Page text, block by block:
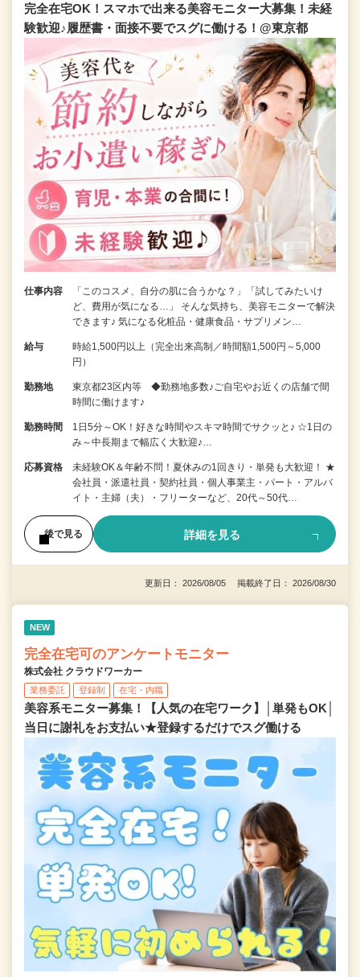
完全在宅OK！スマホで出来る美容モニター大募集！未経
験歓迎♪履歴書・面接不要でスグに働ける！@東京都
仕事内容
「このコスメ、自分の肌に合うかな？」「試してみたいけ
ど、費用が気になる…」 そんな気持ち、美容モニターで解決
できます♪ 気になる化粧品・健康食品・サプリメン…
給与
時給1,500円以上（完全出来高制／時間額1,500円～5,000
円）
勤務地
東京都23区内等 ◆勤務地多数♪ご自宅やお近くの店舗で間
時間に働けます♪
勤務時間
1日5分～OK！好きな時間やスキマ時間でサクッと♪ ☆1日の
み～中長期まで幅広く大歓迎♪…
応募資格
未経験OK＆年齢不問！夏休みの1回きり・単発も大歓迎！ ★
会社員・派遣社員・契約社員・個人事業主・パート・アルバ
イト・主婦（夫）・フリーターなど、20代～50代…
後で見る 詳細を見る
更新日： 2026/08/05 掲載終了日： 2026/08/30
NEW
完全在宅可のアンケートモニター
株式会社 クラウドワーカー
業務委託 登録制 在宅・内職
美容系モニター募集！【人気の在宅ワーク】│単発もOK│
当日に謝礼をお支払い★登録するだけでスグ働ける